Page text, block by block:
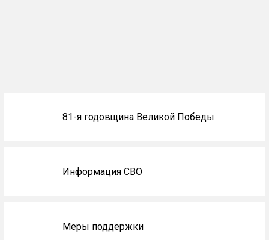
81-я годовщина Великой Победы
Информация СВО
Меры поддержки